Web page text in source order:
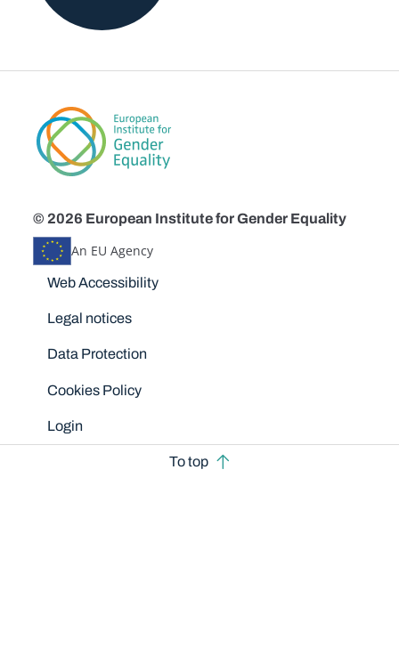
© 2026 European Institute for Gender Equality
An EU Agency
Disclaimers
Web Accessibility
Legal notices
Data Protection
Cookies Policy
Login
To top